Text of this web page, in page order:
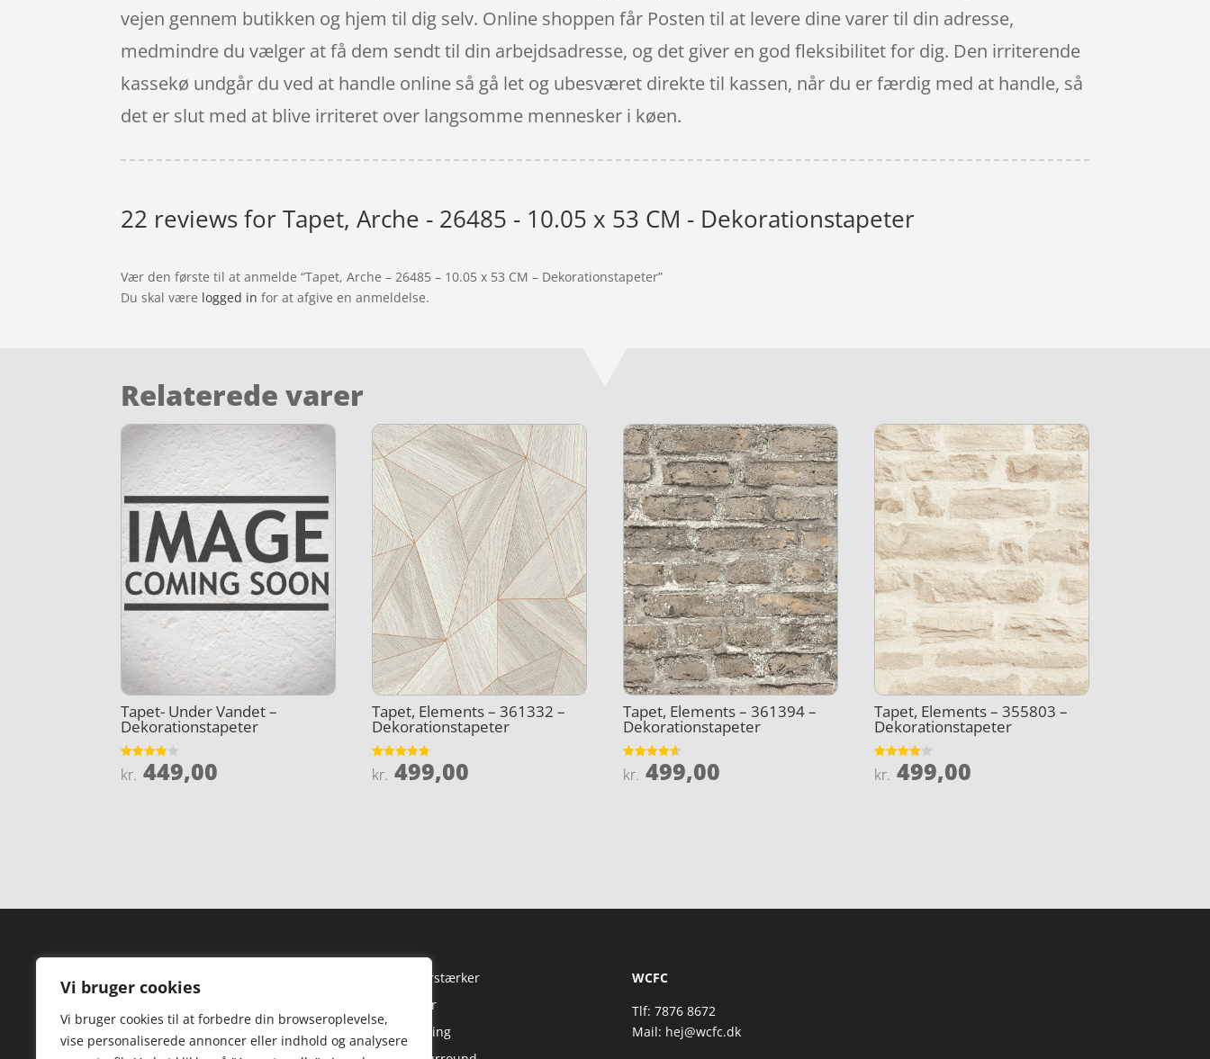
Vi bruger cookies
Vi bruger cookies til at forbedre din browseroplevelse,
vise personaliserede annoncer eller indhold og analysere
vejen gennem butikken og hjem til dig selv. Online shoppen får Posten til at levere dine varer til din adresse,
medmindre du vælger at få dem sendt til din arbejdsadresse, og det giver en god fleksibilitet for dig. Den irriterende
kassekø undgår du ved at handle online så gå let og ubesværet direkte til kassen, når du er færdig med at handle, så
det er slut med at blive irriteret over langsomme mennesker i køen.
22 reviews forTapet, Arche - 26485 - 10.05 x 53 CM - Dekorationstapeter
Vær den første til at anmelde “Tapet, Arche – 26485 – 10.05 x 53 CM – Dekorationstapeter”
Du skal være logged in for at afgive en anmeldelse.
Relaterede varer
Tapet- Under Vandet –
Dekorationstapeter
Vurderet
3.8
kr. 449,00
Tapet, Elements – 361332 –
Dekorationstapeter
Vurderet
4.8
kr. 499,00
Tapet, Elements – 361394 –
Dekorationstapeter
Vurderet
4.6
kr. 499,00
Tapet, Elements – 355803 –
Dekorationstapeter
Vurderet
4
kr. 499,00
Forside
Kontakt
HiFi Forstærker
Højtaler
Streaming
WCFC
Tlf: 7876 8672
Mail: hej@wcfc.dk